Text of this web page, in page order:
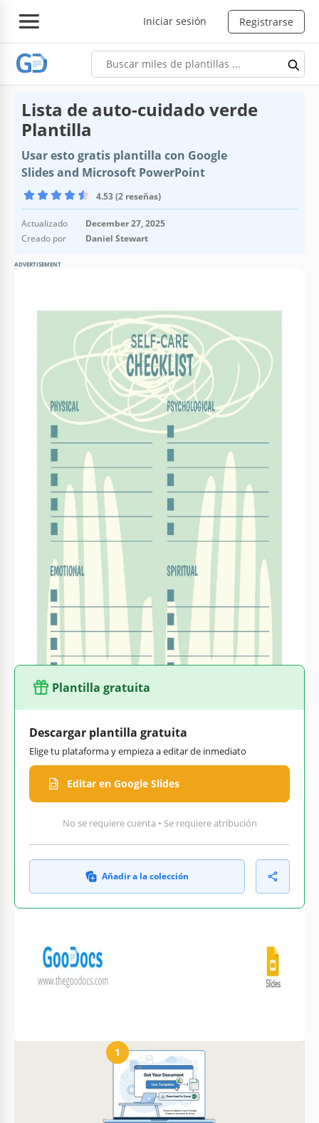
Iniciar sesión Registrarse
Lista de auto-cuidado verde
Plantilla
Usar esto gratis plantilla con Google
Slides and Microsoft PowerPoint
4.53 (2 reseñas)
Actualizado
December 27, 2025
Creado por
Daniel Stewart
ADVERTISEMENT
January 24, 2022
Última actualización
December 27, 2025
Comunidad
Añadido a colecciones por 8 Usuarios
Estadísticas de uso
0 descargas este mes
Características clave de esta plantilla
Adecuado Para Sports Healthy Lifestyle
Sobre esta plantilla
Cuidarse es increíblemente importante. Sugerimos utilizar
esta impresionante plantilla verde para asegurarse de que
su salud física y mental estén en buen estado. Es tan fácil
en estos días olvidarse de hacer ejercicio, comer alimentos
saludables, meditar, etc. Por lo tanto, necesita una lista de
verificación para recordar este tipo de cosas.
Plantilla gratuita
Descargar plantilla gratuita
Elige tu plataforma y empieza a editar de inmediato
Editar en Google Slides
No se requiere cuenta • Se requiere atribución
Añadir a la colección
Personaliza texto, imágenes
y colores
Listo para imprimir en casa
1